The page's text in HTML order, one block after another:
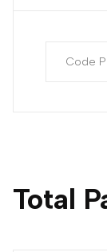
Total